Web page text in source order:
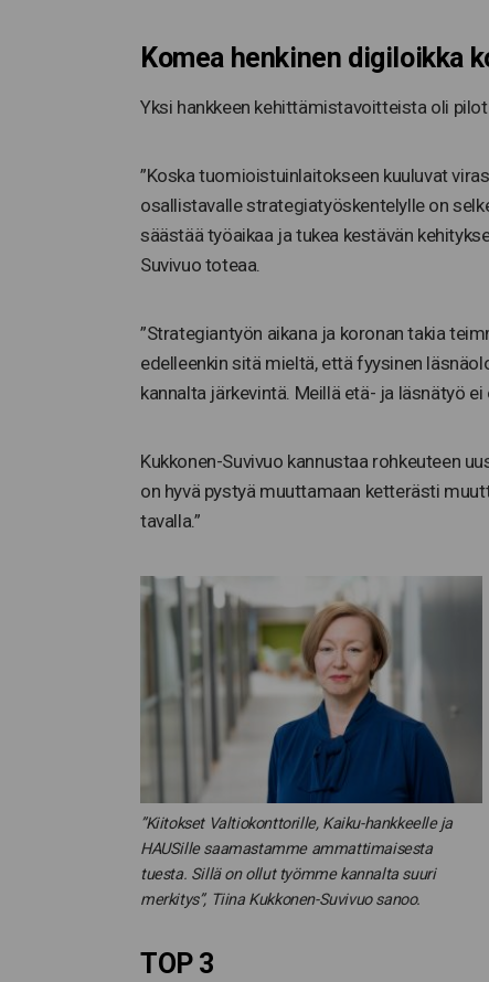
Komea henkinen digiloikka
Yksi hankkeen kehittämistavoitteista oli
”Koska tuomioistuinlaitokseen kuuluvat
osallistavalle strategiatyöskentelylle on
säästää työaikaa ja tukea kestävän
Suvivuo toteaa.
”Strategiantyön aikana ja koronan takia
edelleenkin sitä mieltä, että fyysinen
kannalta järkevintä. Meillä etä- ja läsnätyö
Kukkonen-Suvivuo kannustaa rohkeuteen
on hyvä pystyä muuttamaan ketterästi
tavalla.”
”Kiitokset Valtiokonttorille, Kaiku-hankkeelle ja
HAUSille saamastamme ammattimaisesta
tuesta. Sillä on ollut työmme kannalta suuri
merkitys”, Tiina Kukkonen-Suvivuo sanoo.
TOP 3